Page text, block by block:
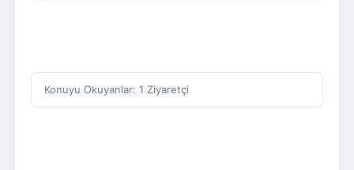
Konuyu Okuyanlar: 1 Ziyaretçi